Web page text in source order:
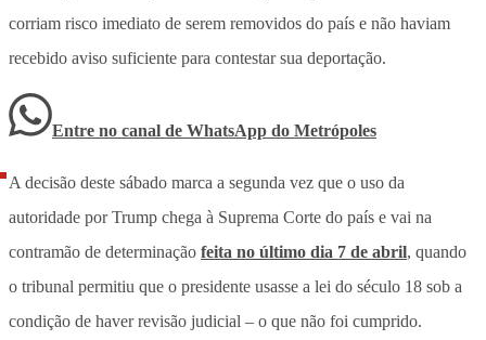
corriam risco imediato de serem removidos do país e não haviam
recebido aviso suficiente para contestar sua deportação.
Entre no canal de WhatsApp do Metrópoles
A decisão deste sábado marca a segunda vez que o uso da
autoridade por Trump chega à Suprema Corte do país e vai na
contramão de determinação feita no último dia 7 de abril, quando
o tribunal permitiu que o presidente usasse a lei do século 18 sob a
condição de haver revisão judicial – o que não foi cumprido.